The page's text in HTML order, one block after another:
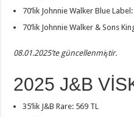
70’lik Johnnie Walker Blue Label:
70’lik Johnnie Walker & Sons
08.01.2025’te güncellenmiştir.
2025 J&B
35’lik J&B Rare: 569 TL